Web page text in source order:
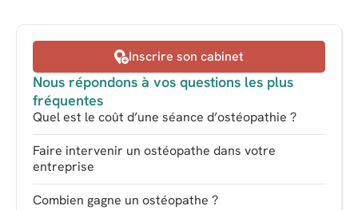
Inscrire son cabinet
Nous répondons à vos questions les plus
fréquentes
Quel est le coût d’une séance d’ostéopathie ?
Faire intervenir un ostéopathe dans votre
entreprise
Combien gagne un ostéopathe ?